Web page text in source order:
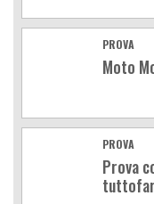
PROVA
Moto
PROVA
Prova